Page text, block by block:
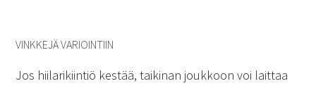
VINKKEJÄ VARIOINTIIN
Jos hiilarikiintiö kestää, taikinan joukkoon voi laittaa